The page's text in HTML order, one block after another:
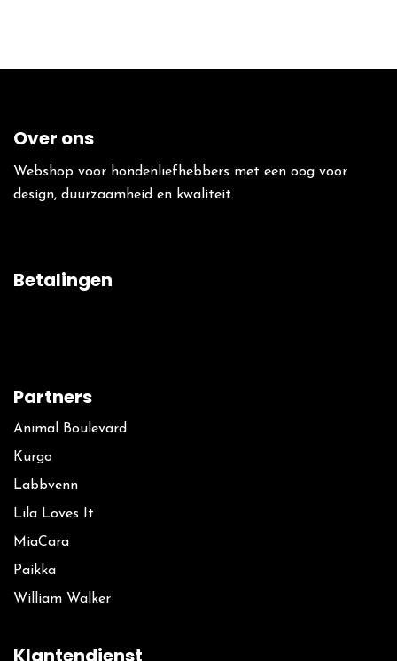
Over ons
Webshop voor hondenliefhebbers met een oog voor
design, duurzaamheid en kwaliteit.
Betalingen
Partners
Animal Boulevard
Kurgo
La​bbvenn
Lila Loves It
MiaCara
Paikka
William Walker
Klantendienst